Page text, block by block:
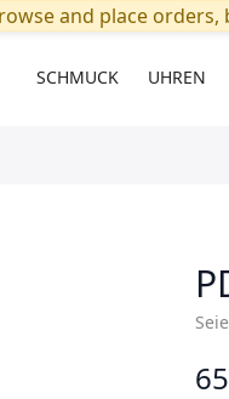
and place
SCHMUCK UHREN